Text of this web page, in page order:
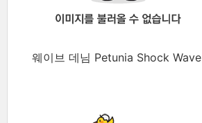
웨이브 데님 Petunia Shock